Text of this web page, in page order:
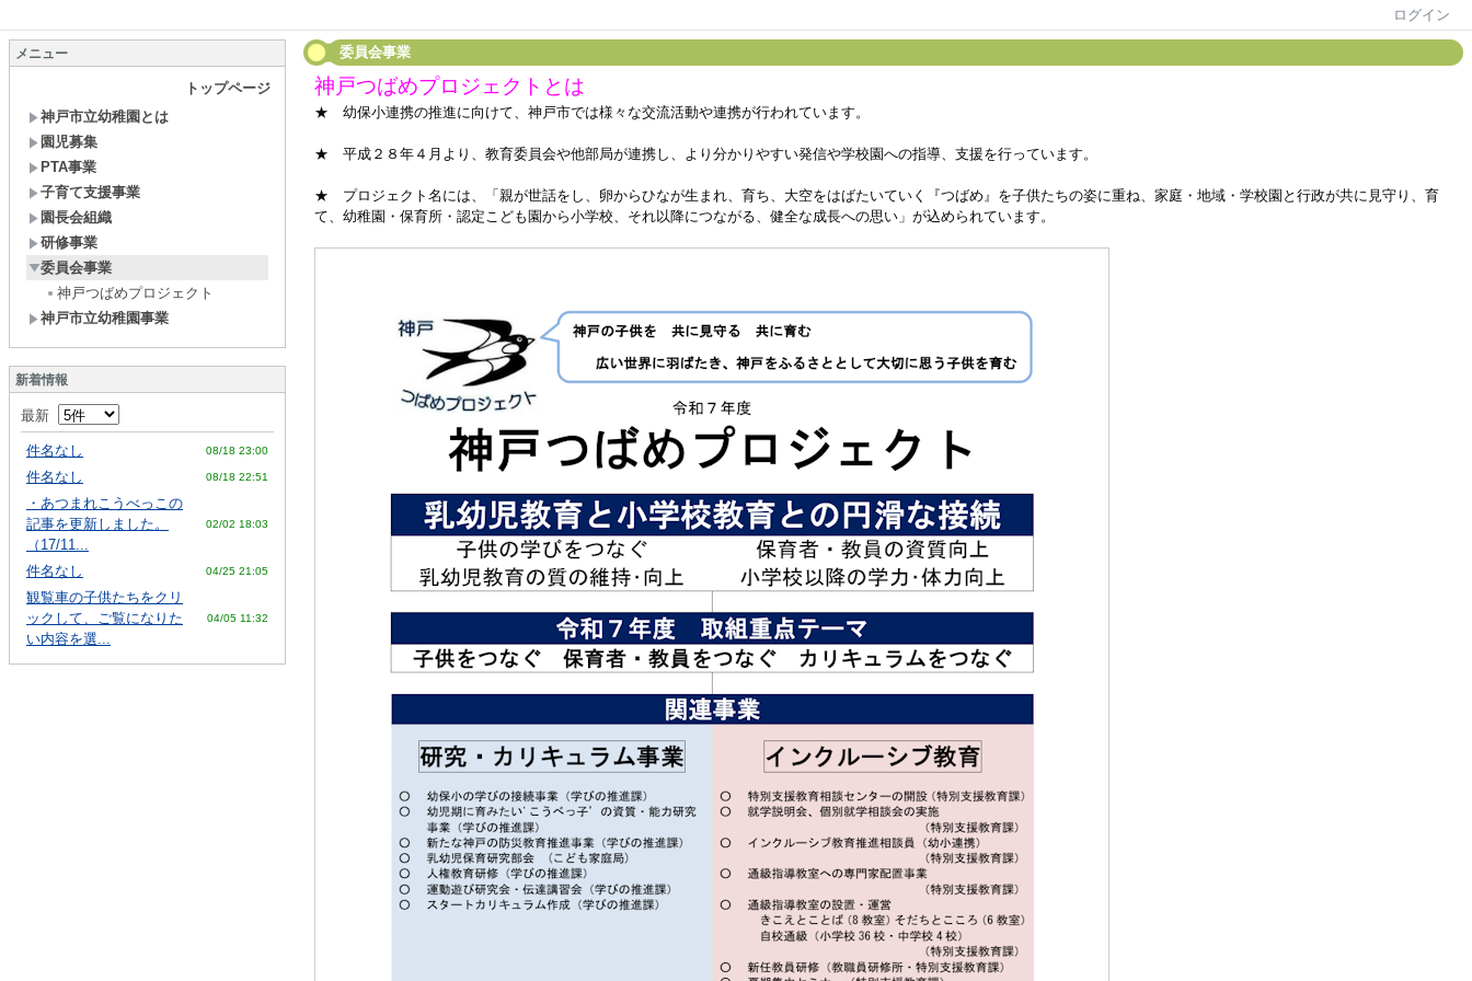
ログイン
メニュー
トップページ
神戸市立幼稚園とは
園児募集
PTA事業
子育て支援事業
園長会組織
研修事業
委員会事業
神戸つばめプロジェクト
神戸市立幼稚園事業
新着情報
最新
件名なし 08/18 23:00
件名なし 08/18 22:51
・あつまれこうべっこの
記事を更新しました。
（17/11...
02/02 18:03
件名なし 04/25 21:05
観覧車の子供たちをクリ
ックして、ご覧になりた
い内容を選...
04/05 11:32
委員会事業
神戸つばめプロジェクトとは
★ 幼保小連携の推進に向けて、神戸市では様々な交流活動や連携が行われています。
★ 平成２８年４月より、教育委員会や他部局が連携し、より分かりやすい発信や学校園への指導、支援を行っています。
★ プロジェクト名には、「親が世話をし、卵からひなが生まれ、育ち、大空をはばたいていく『つばめ』を子供たちの姿に重ね、家庭・地域・学校園と行政が共に見守り、育
て、幼稚園・保育所・認定こども園から小学校、それ以降につながる、健全な成長への思い」が込められています。